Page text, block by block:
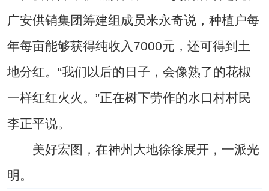
广安供销集团筹建组成员米永奇说，种植户每
年每亩能够获得纯收入7000元，还可得到土
地分红。“我们以后的日子，会像熟了的花椒
一样红红火火。”正在树下劳作的水口村村民
李正平说。
美好宏图，在神州大地徐徐展开，一派光
明。